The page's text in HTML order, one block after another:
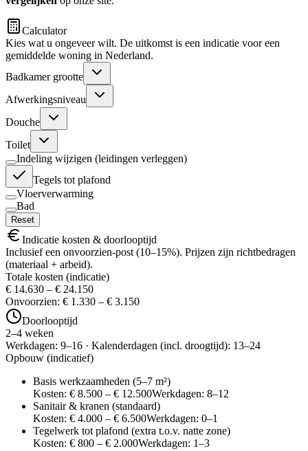
Calculator
Kies wat u ongeveer wilt. De uitkomst is een indicatie voor een
gemiddelde woning in Nederland.
Badkamer grootte
Afwerkingsniveau
Douche
Toilet
Indeling wijzigen (leidingen verleggen)
Tegels tot plafond
Vloerverwarming
Bad
Reset
Indicatie kosten & doorlooptijd
Inclusief een onvoorzien-post (10–15%). Prijzen zijn richtbedragen
(materiaal + arbeid).
Totale kosten (indicatie)
€ 14.630 – € 24.150
Onvoorzien: € 1.330 – € 3.150
Doorlooptijd
2–4 weken
Werkdagen: 9–16 · Kalenderdagen (incl. droogtijd): 13–24
Opbouw (indicatief)
Basis werkzaamheden (5–7 m²)
Kosten: € 8.500 – € 12.500Werkdagen: 8–12
Sanitair & kranen (standaard)
Kosten: € 4.000 – € 6.500Werkdagen: 0–1
Tegelwerk tot plafond (extra t.o.v. natte zone)
Kosten: € 800 – € 2.000Werkdagen: 1–3